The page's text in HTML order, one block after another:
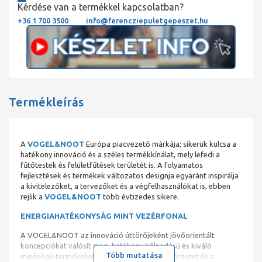
Kérdése van a termékkel kapcsolatban?
+36 1 700 3500 info@ferencziepuletgepeszet.hu
Termékleírás
A VOGEL&NOOT Európa piacvezető márkája; sikerük kulcsa a
hatékony innováció és a széles termékkínálat, mely lefedi a
fűtőtestek és felületfűtések területét is. A folyamatos
fejlesztések és termékek változatos designja egyaránt inspirálja
a kivitelezőket, a tervezőket és a végfelhasználókat is, ebben
rejlik a VOGEL&NOOT több évtizedes sikere.
ENERGIAHATÉKONYSÁG MINT VEZÉRFONAL
A VOGEL&NOOT az innováció úttörőjeként jövőorientált
koncepciókat valósít meg, hatékony hőleadású és kiváló
minőségű termékeket kínál – a komfortos hőérzetet és a
Több mutatása